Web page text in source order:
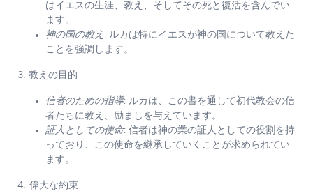
はイエスの生涯、教え、そしてその死と復活を含んでい
ます。
神の国の教え : ルカは特にイエスが神の国について教えた
ことを強調します。
3. 教えの目的
信者のための指導: ルカは、この書を通して初代教会の信
者たちに教え、励ましを与えています。
証人としての使命: 信者は神の業の証人としての役割を持
っており、この使命を継承していくことが求められてい
ます。
4. 偉大な約束